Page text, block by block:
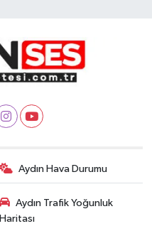
Aydın Hava Durumu
Aydın Trafik Yoğunluk
Haritası